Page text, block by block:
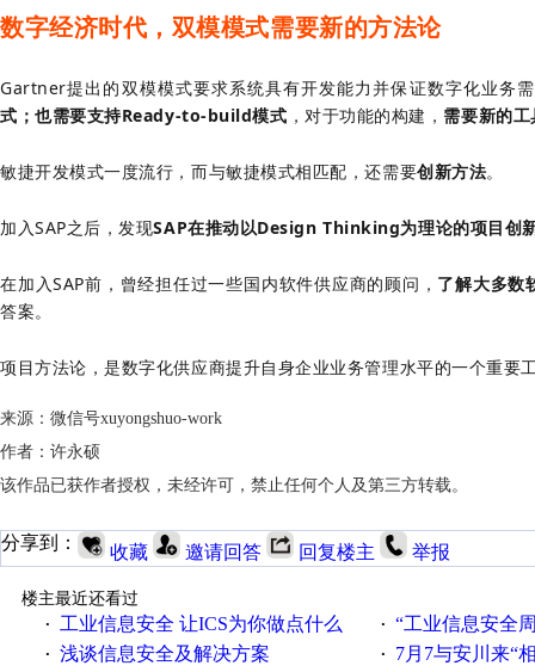
数字经济时代，双模模式需要新的方法论
Gartner提出的双模模式要求系统具有开发能力并保证数字化业务
式；也需要支持Ready-to-build模式 ，对于功能的构建， 需要新的
敏捷开发模式一度流行，而与敏捷模式相匹配，还需要创新方法。
加入SAP之后，发现SAP在推动以Design Thinking为理论的项目创
在加入SAP前，曾经担任过一些国内软件供应商的顾问， 了解大多数
答案。
项目方法论，是数字化供应商提升自身企业业务管理水平的一个重要
来源：微信号xuyongshuo-work
作者：许永硕
该作品已获作者授权，未经许可，禁止任何个人及第三方转载。
分享到： 收藏 邀请回答 回复楼主 举报
楼主最近还看过
·
工业信息安全 让ICS为你做点什么 · “工业信息安全周之我见”
· 浅谈信息安全及解决方案 · 7月7与安川来“